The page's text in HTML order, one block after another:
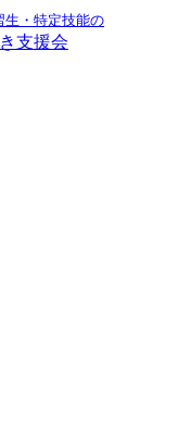
生・特定技能の
支援会